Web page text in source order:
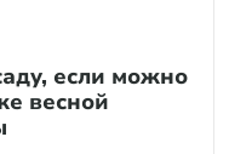
если можно
весной